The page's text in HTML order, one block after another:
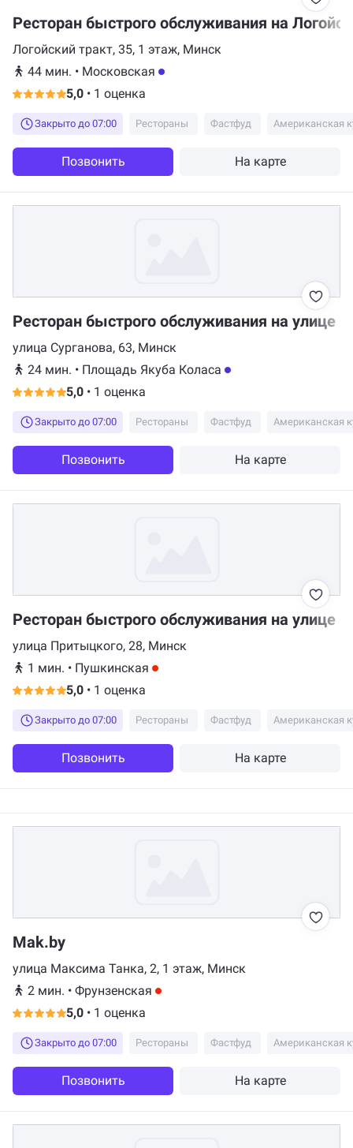
Ресторан быстрого обслуживания на
Логойский тракт, 35, 1 этаж, Минск
44 мин. • Московская
5,0 • 1 оценка
Закрыто до 07:00 Рестораны Фастфуд Американская
Позвонить На карте
Ресторан быстрого обслуживания на улице
улица Сурганова, 63, Минск
24 мин. • Площадь Якуба Коласа
5,0 • 1 оценка
Закрыто до 07:00 Рестораны Фастфуд Американская
Позвонить На карте
Ресторан быстрого обслуживания на улице
улица Притыцкого, 28, Минск
1 мин. • Пушкинская
5,0 • 1 оценка
Закрыто до 07:00 Рестораны Фастфуд Американская
Позвонить На карте
Mak.by
улица Максима Танка, 2, ​1 этаж, Минск
2 мин. • Фрунзенская
5,0 • 1 оценка
Закрыто до 07:00 Рестораны Фастфуд Американская
Позвонить На карте